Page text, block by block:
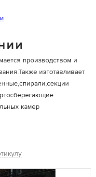
производством и
изготавливает
камер